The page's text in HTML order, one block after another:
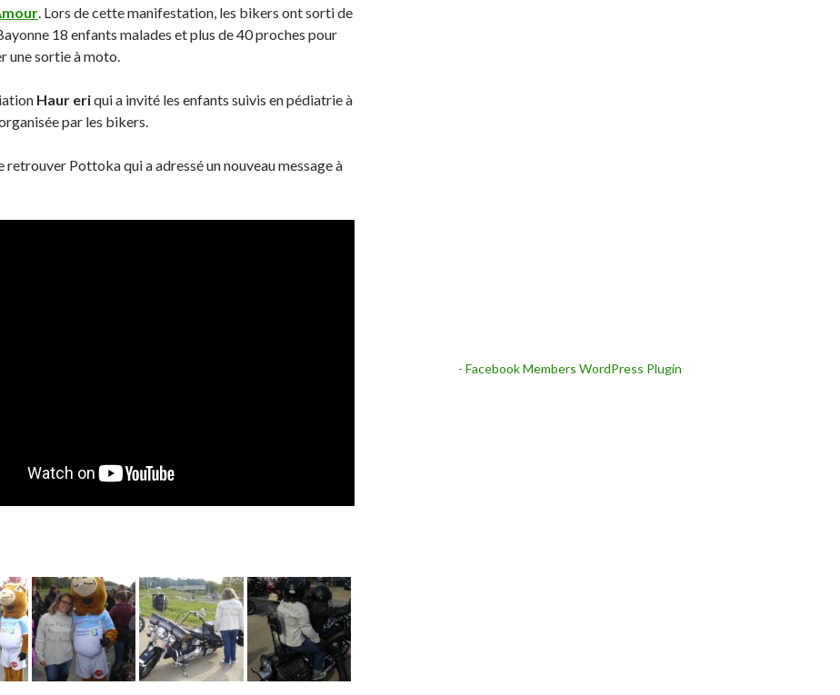
. Lors de cette manifestation, les bikers ont sorti de
18 enfants malades et plus de 40 proches pour
une sortie à moto.
Haur eriqui a invité les enfants suivis en pédiatrie à
par les bikers.
retrouver Pottoka qui a adressé un nouveau message à
- Facebook Members WordPress Plugin